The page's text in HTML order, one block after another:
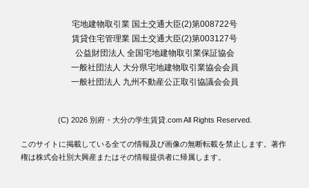
宅地建物取引業 国土交通大臣(2)第008722号
賃貸住宅管理業 国土交通大臣(2)第003127号
公益財団法人 全国宅地建物取引業保証協会
一般社団法人 大分県宅地建物取引業協会会員
一般社団法人 九州不動産公正取引協議会会員
(C) 2026 別府・大分の学生賃貸.com All Rights Reserved.
このサイトに掲載している全ての情報及び画像の無断転載を禁止します。著作
権は株式会社別大興産またはその情報提供者に帰属します。